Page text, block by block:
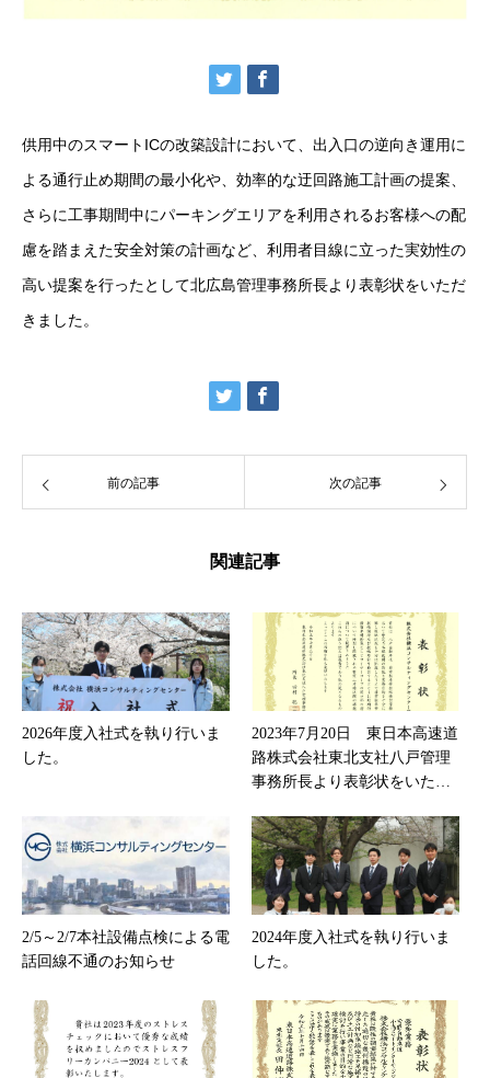
供用中のスマートICの改築設計において、出入口の逆向き運用に
よる通行止め期間の最小化や、効率的な迂回路施工計画の提案、
さらに工事期間中にパーキングエリアを利用されるお客様への配
慮を踏まえた安全対策の計画など、利用者目線に立った実効性の
高い提案を行ったとして北広島管理事務所長より表彰状をいただ
きました。
前の記事 次の記事
関連記事
2026年度入社式を執り行いま
した。
2023年7月20日 東日本高速道
路株式会社東北支社八戸管理
事務所長より表彰状をいただ
2/5～2/7本社設備点検による電
話回線不通のお知らせ
2024年度入社式を執り行いま
した。